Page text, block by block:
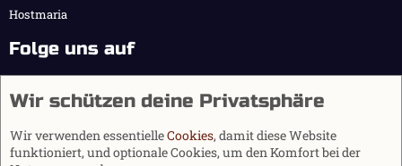
Hostmaria
Folge uns auf
Wir schützen deine Privatsphäre
Wir verwenden essentielleCookies, damit diese Website
funktioniert, und optionale Cookies, um den Komfort bei der